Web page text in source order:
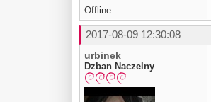
Offline
2017-08-09 12:30:08
urbinek
Dzban Naczelny